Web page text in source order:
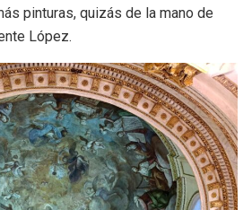
pinturas, quizás de la mano de
López.